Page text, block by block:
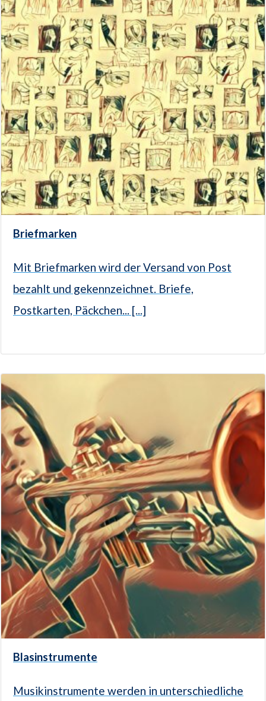
Briefmarken
Mit Briefmarken wird der Versand von Post
bezahlt und gekennzeichnet. Briefe,
Postkarten, Päckchen... [...]
Blasinstrumente
Musikinstrumente werden in unterschiedliche